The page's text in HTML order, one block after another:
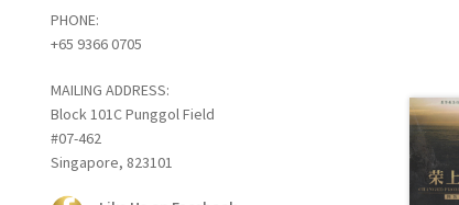
PHONE:
+65 9366 0705
MAILING ADDRESS:
Block 101C Punggol Field
#07-462
Singapore, 823101